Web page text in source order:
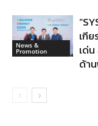
News &
Promotion
เกี
เด่
ด้า